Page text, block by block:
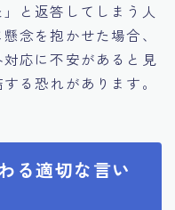
と返答してしまう人
念を抱かせた場合、
応に不安があると見
る恐れがあります。
る適切な言い